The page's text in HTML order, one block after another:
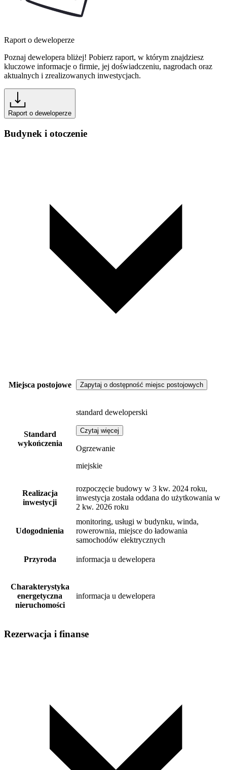
Raport o deweloperze
Poznaj dewelopera bliżej! Pobierz raport, w którym znajdziesz
kluczowe informacje o firmie, jej doświadczeniu, nagrodach oraz
aktualnych i zrealizowanych inwestycjach.
Raport o deweloperze
Budynek i otoczenie
Miejsca postojowe Zapytaj o dostępność miejsc postojowych
Standard
wykończenia
standard deweloperski
Czytaj więcej
Ogrzewanie
miejskie
Realizacja
inwestycji
rozpoczęcie budowy w 3 kw. 2024 roku,
inwestycja została oddana do użytkowania w
2 kw. 2026 roku
Udogodnienia
monitoring, usługi w budynku, winda,
rowerownia, miejsce do ładowania
samochodów elektrycznych
Przyroda informacja u dewelopera
Charakterystyka
energetyczna
nieruchomości
informacja u dewelopera
Rezerwacja i finanse